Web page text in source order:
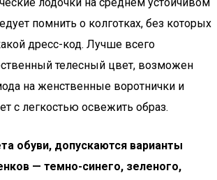
помнить о колготках, без которых
дресс-код. Лучше всего
телесный цвет, возможен
на женственные воротнички и
с легкостью освежить образ.
обуви, допускаются варианты
— темно-синего, зеленого,